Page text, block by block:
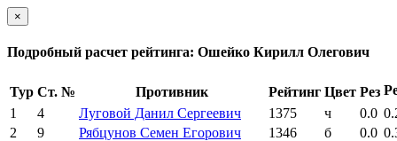
×
Подробный расчет рейтинга: Ошейко Кирилл Олегович
Тур Ст. № Противник Рейтинг Цвет Рез
1
4 Луговой Данил Сергеевич 1375 ч 0.0
2
9 Рябцунов Семен Егорович 1346 б 0.0